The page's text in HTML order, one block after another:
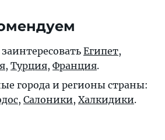
Египет,
, Турция, Франция.
города и регионы страны:
, Салоники, Халкидики.